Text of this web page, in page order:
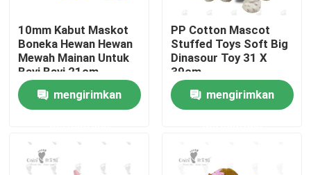
Hubungi kami
Berita
Permintaan Penawaran
10mm Kabut Maskot
Boneka Hewan Hewan
Mewah Mainan Untuk
Bayi Bayi 21cm
mengirimkan
PP Cotton Mascot
Stuffed Toys Soft Big
Dinasour Toy 31 X
39cm
mengirimkan